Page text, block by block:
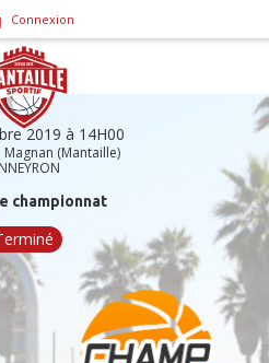
Connexion
2019 à 14H00
Magnan (Mantaille)
championnat